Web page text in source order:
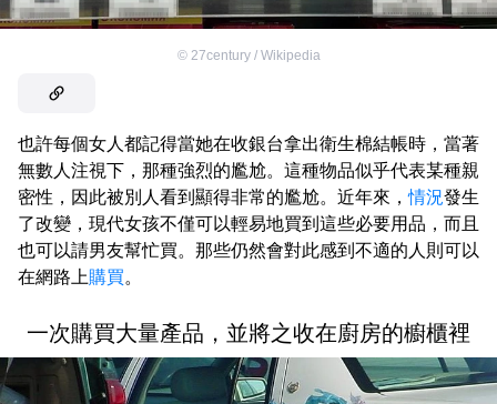
© 27century / Wikipedia
也許每個女人都記得當她在收銀台拿出衛生棉結帳時，當著
無數人注視下，那種強烈的尷尬。這種物品似乎代表某種親
密性，因此被別人看到顯得非常的尷尬。近年來，情況發生
了改變，現代女孩不僅可以輕易地買到這些必要用品，而且
也可以請男友幫忙買。那些仍然會對此感到不適的人則可以
在網路上購買。
一次購買大量產品，並將之收在廚房的櫥櫃裡